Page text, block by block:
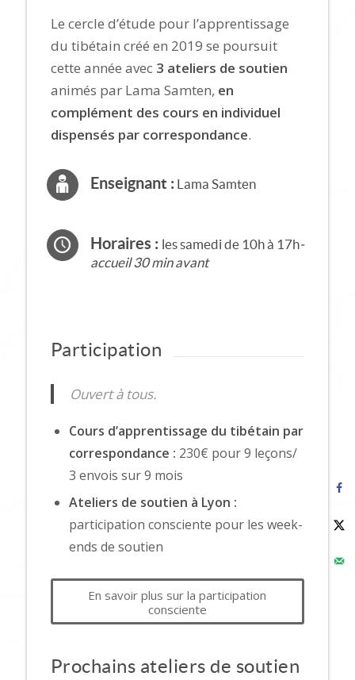
Le cercle d’étude pour l’apprentissage
du tibétain créé en 2019 se poursuit
cette année avec 3 ateliers de soutien
animés par Lama Samten, en
complément des cours en individuel
dispensés par correspondance.
Enseignant : Lama Samten
Horaires : les samedi de 10h à 17h-
accueil 30 min avant
Participation
Ouvert à tous.
Cours d’apprentissage du tibétain par
correspondance : 230€ pour 9 leçons/
3 envois sur 9 mois
Ateliers de soutien à Lyon :
participation consciente pour les week-
ends de soutien
En savoir plus sur la participation
consciente
Prochains ateliers de soutien